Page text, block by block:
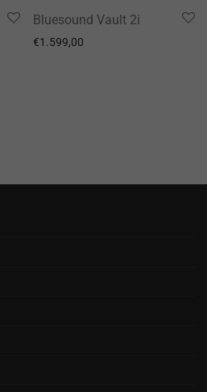
Bluesound Vault 2i
€1.599,00